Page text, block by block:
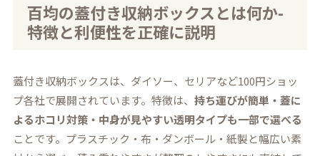
百均の蓋付き収納ボックスとは何か-
特徴と利便性を正確に説明
蓋付き収納ボックスは、ダイソー、セリアなど100円ショッ
プ各社で展開されています。特徴は、持ち運びが簡単・蓋に
よるホコリ対策・中身が見やすい透明タイプも一部で選べる
ことです。プラスチック・布・ダンボール・紙製と幅広い素